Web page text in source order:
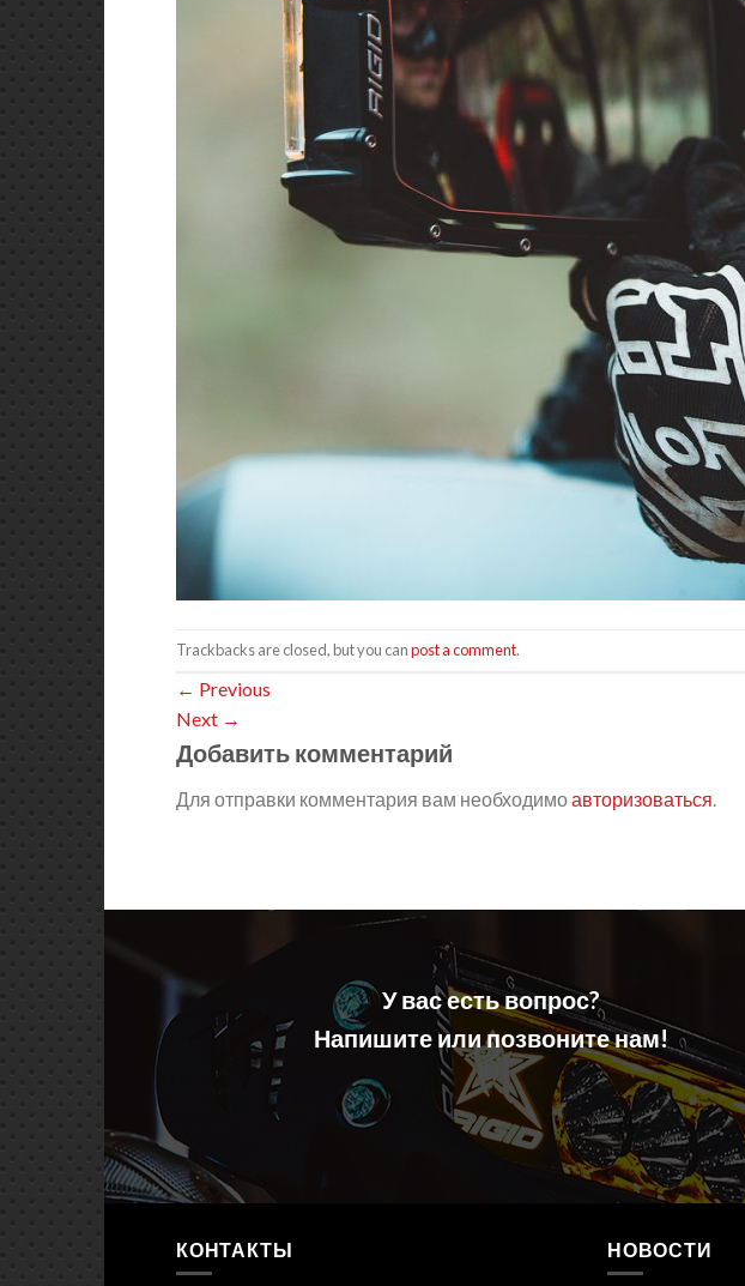
Trackbacks are closed, but you canpost a comment.
← Previous
Next →
Добавить комментарий
Для отправки комментария вам необходимоавторизоваться
У вас есть вопрос?
Напишите или позвоните нам!
КОНТАКТЫ НОВОСТИ